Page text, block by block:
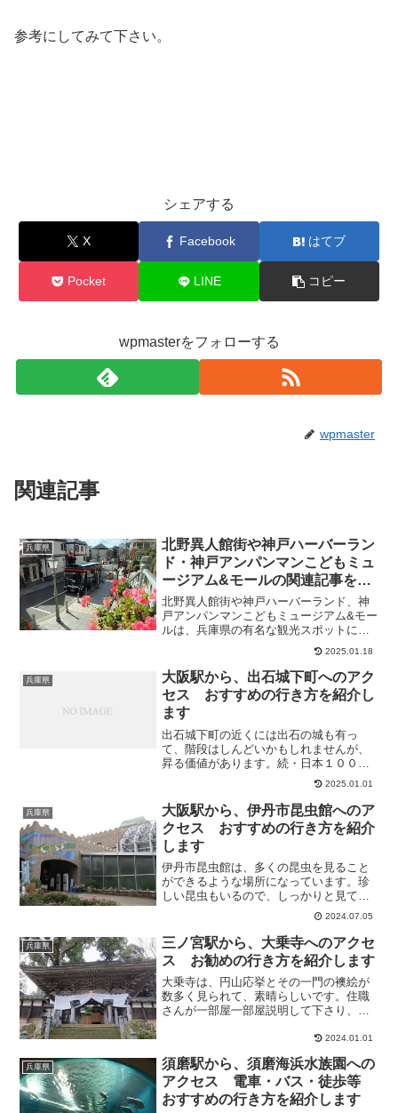
参考にしてみて下さい。
シェアする
X Facebook はてブ
Pocket LINE コピー
wpmasterをフォローする
wpmaster
関連記事
兵庫県
北野異人館街や神戸ハーバーラン
ド・神戸アンパンマンこどもミュ
ージアム&モールの関連記事を紹
介します。
北野異人館街や神戸ハーバーランド、神
戸アンパンマンこどもミュージアム&モー
ルは、兵庫県の有名な観光スポットにな
ります。そこで気になるのが、それぞれ
のアクセス方法や、観光の仕方ではない
でしょうか。そこで今回は、北野異人館
街や神戸ハーバーランド...
2025.01.18
兵庫県
大阪駅から、出石城下町へのアク
セス おすすめの行き方を紹介し
ます
出石城下町の近くには出石の城も有っ
て、階段はしんどいかもしれませんが、
昇る価値があります。続・日本１００名
城にも選ばれています。また、大きな時
計台があり、町のシンボルになっていま
す。明治時代に建てられた時計台で、辰
鼓楼と言います。そこで今回...
2025.01.01
兵庫県
大阪駅から、伊丹市昆虫館へのア
クセス おすすめの行き方を紹介
します
伊丹市昆虫館は、多くの昆虫を見ること
ができるような場所になっています。珍
しい昆虫もいるので、しっかりと見てお
くと良いですよ。大人でも知らないこと
が多くて、とても興味深かったです。そ
こで今回は、大阪駅から、伊丹市昆虫館
へのアクセス方法について...
2024.07.05
兵庫県
三ノ宮駅から、大乗寺へのアクセ
ス お勧めの行き方を紹介します
大乗寺は、円山応挙とその一門の襖絵が
数多く見られて、素晴らしいです。住職
さんが一部屋一部屋説明して下さり、大
お花などもよく手入れされ、気持ちの良
いお寺でした。そこで今回は、三ノ宮駅
から、大乗寺へのアクセス...
2024.01.01
兵庫県
須磨駅から、須磨海浜水族園への
アクセス 電車・バス・徒歩等
おすすめの行き方を紹介します